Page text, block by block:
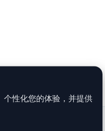
性化您的体验，并提供